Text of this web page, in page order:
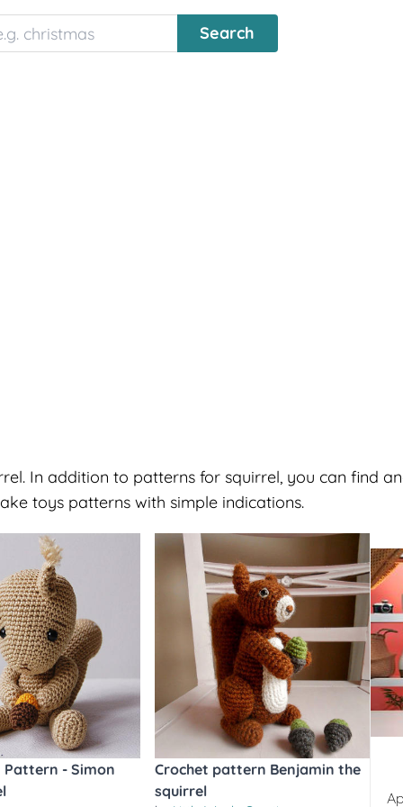
In addition to patterns for squirrel, you can find
toys patterns with simple indications.
Pattern - Simon
Crochet pattern Benjamin the
squirrel